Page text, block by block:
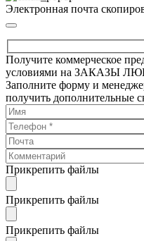
Электронная почта
Получите коммерческое
условиями на ЗАКАЗЫ
Заполните форму и
получить дополнительные
Прикрепить файлы
Прикрепить файлы
Прикрепить файлы